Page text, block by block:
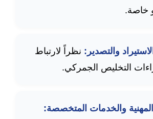
خاصة.
والتصدير: نظراً لارتباط
التخليص الجمركي.
المهنية والخدمات المتخصصة: